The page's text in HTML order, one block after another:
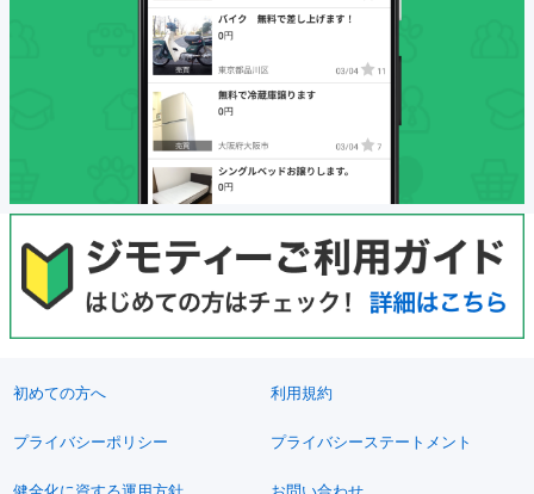
初めての方へ 利用規約
プライバシーポリシー プライバシーステートメント